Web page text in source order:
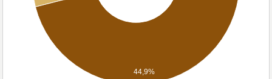
44,9%